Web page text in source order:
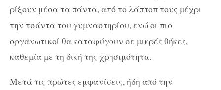
ρίξουν μέσα τα πάντα, από το λάπτοπ τους μέχρι
την τσάντα του γυμναστηρίου, ενώ οι πιο
οργανωτικοί θα καταφύγουν σε μικρές θήκες,
καθεμία με τη δική της χρησιμότητα.
Μετά τις πρώτες εμφανίσεις, ήδη από την